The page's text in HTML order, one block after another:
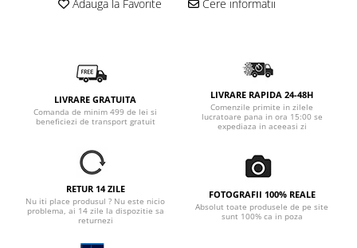
Adauga la Favorite Cere informatii
LIVRARE GRATUITA
Comanda de minim 499 de lei si
beneficiezi de transport gratuit
LIVRARE RAPIDA 24-48H
Comenzile primite in zilele
lucratoare pana in ora 15:00 se
expediaza in aceeasi zi
RETUR 14 ZILE
Nu iti place produsul ? Nu este nicio
problema, ai 14 zile la dispozitie sa
returnezi
FOTOGRAFII 100% REALE
Absolut toate produsele de pe site
sunt 100% ca in poza